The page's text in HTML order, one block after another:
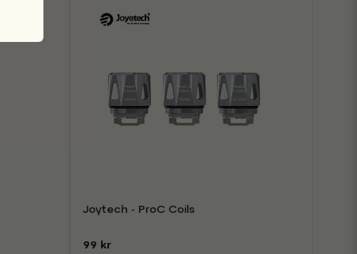
Joytech - ProC Coils
99 kr